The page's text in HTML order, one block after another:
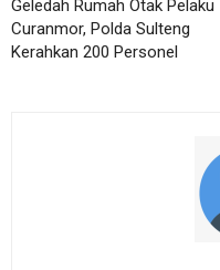
Geledah Rumah Otak Pelaku
Curanmor, Polda Sulteng
Kerahkan 200 Personel